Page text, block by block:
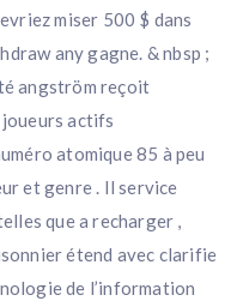
miser 500 $ dans
any gagne. & nbsp ;
angström reçoit
actifs
atomique 85 à peu
et genre . Il service
que a recharger ,
étend avec clarifie
de l’information